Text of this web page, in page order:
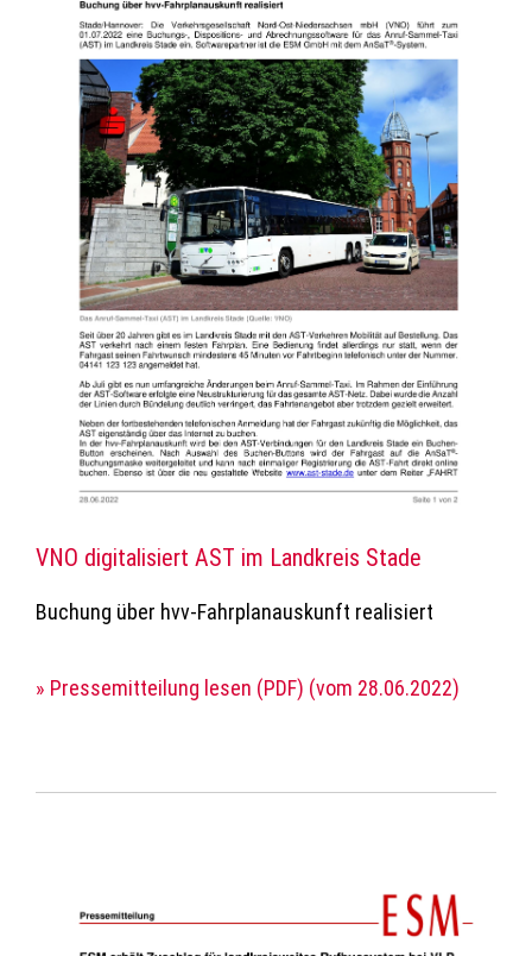
VNO digitalisiert AST im Landkreis Stade
Buchung über hvv-Fahrplanauskunft realisiert
» Pressemitteilung lesen (PDF) (vom 28.06.2022)